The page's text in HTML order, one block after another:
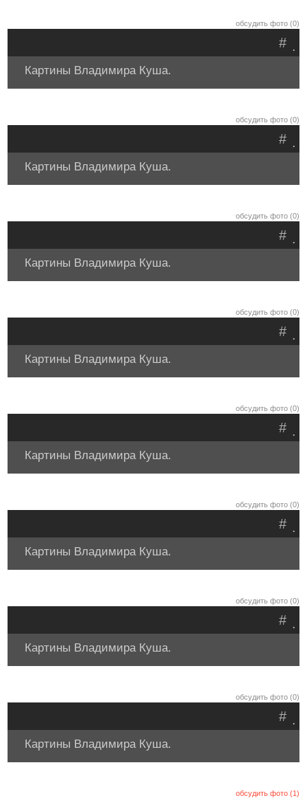
обсудить фото (0)
.
#
Картины Владимира Куша.
обсудить фото (0)
.
#
Картины Владимира Куша.
обсудить фото (0)
.
#
Картины Владимира Куша.
обсудить фото (0)
.
#
Картины Владимира Куша.
обсудить фото (0)
.
#
Картины Владимира Куша.
обсудить фото (0)
.
#
Картины Владимира Куша.
обсудить фото (0)
.
#
Картины Владимира Куша.
обсудить фото (0)
.
#
Картины Владимира Куша.
обсудить фото (1)